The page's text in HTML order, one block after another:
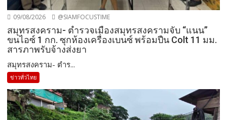
09/08/2026 @SIAMFOCUSTIME
สมุทรสงคราม- ตำรวจเมืองสมุทรสงครามจับ “แนน”
ขนไอซ์ 1 กก. ซุกห้องเครื่องเบนซ์ พร้อมปืน Colt 11 มม.
สารภาพรับจ้างส่งยา
สมุทรสงคราม- ตำร...
ข่าวทั่วไทย